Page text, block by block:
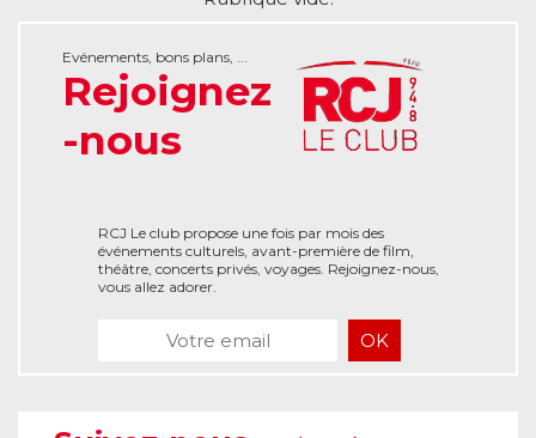
Evénements, bons plans, ...
Rejoignez
-nous
RCJ Le club propose une fois par mois des
événements culturels, avant-première de film,
théâtre, concerts privés, voyages. Rejoignez-nous,
vous allez adorer.